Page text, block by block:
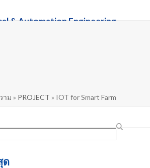
& Automation Engineering
าม » PROJECT » IOT for Smart Farm
ด